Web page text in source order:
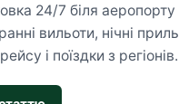
24/7 біля аеропорту
вильоти, нічні
і поїздки з регіонів.